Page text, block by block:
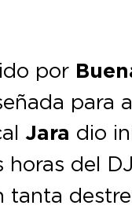
por
para
Jara dio
horas del